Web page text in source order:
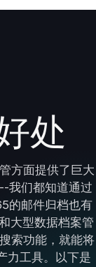
处
方面提供了巨大
我们都知道通过
的邮件归档也有
大型数据档案管
索功能，就能将
力工具。以下是